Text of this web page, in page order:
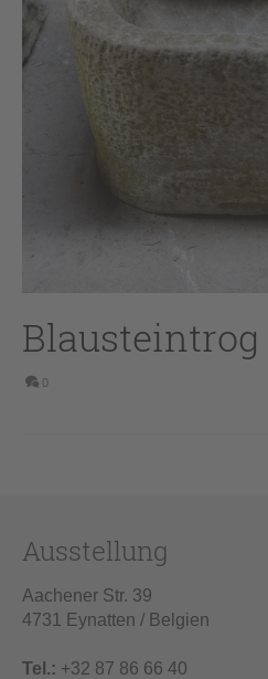
Blausteintrog
0
Ausstellung
Aachener Str. 39
4731 Eynatten / Belgien
Tel.: +32 87 86 66 40